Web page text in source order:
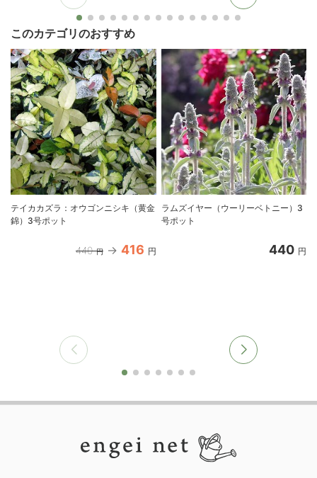
このカテゴリのおすすめ
テイカカズラ：オウゴンニシキ（黄金
錦）3号ポット
440 円 416 円
ラムズイヤー（ウーリーベトニー）3
号ポット
440 円